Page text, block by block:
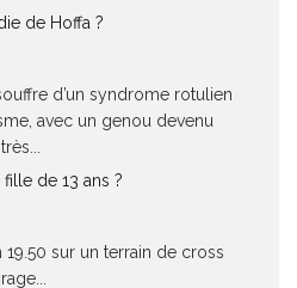
de Hoffa ?
d’un syndrome rotulien
avec un genou devenu
de 13 ans ?
sur un terrain de cross